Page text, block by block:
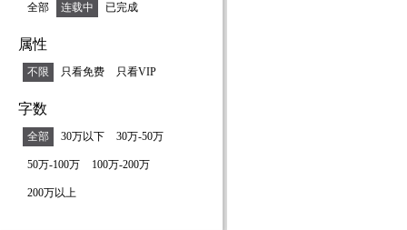
全部 连载中 已完成
属性
不限 只看免费 只看VIP
字数
全部 30万以下 30万-50万
50万-100万 100万-200万
200万以上